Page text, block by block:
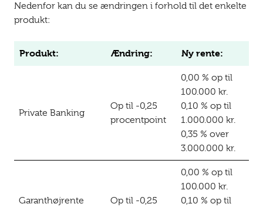
Nedenfor kan du se ændringen i forhold til det enkelte
produkt:
Produkt: Ændring: Ny rente:
Private Banking
Op til -0,25
procentpoint
0,00 % op til
100.000 kr.
0,10 % op til
1.000.000 kr.
0,35 % over
3.000.000 kr.
Garanthøjrente
Op til -0,25
0,00 % op til
100.000 kr.
0,10 % op til